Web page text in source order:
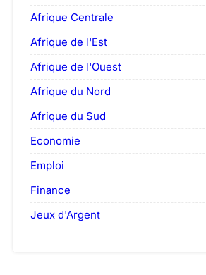
Afrique Centrale
Afrique de l'Est
Afrique de l'Ouest
Afrique du Nord
Afrique du Sud
Economie
Emploi
Finance
Jeux d'Argent